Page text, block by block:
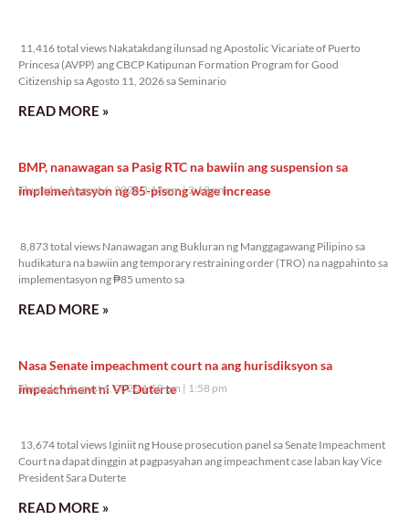
11,416 total views Nakatakdang ilunsad ng Apostolic Vicariate of Puerto
Princesa (AVPP) ang CBCP Katipunan Formation Program for Good
Citizenship sa Agosto 11, 2026 sa Seminario
READ MORE »
BMP, nanawagan sa Pasig RTC na bawiin ang suspension sa
implementasyon ng 85-pisong wage increase
Thursday, August 6, 2026 2:18 pm 2:18 pm
8,873 total views Nanawagan ang Bukluran ng Manggagawang Pilipino sa
hudikatura na bawiin ang temporary restraining order (TRO) na nagpahinto sa
implementasyon ng ₱85 umento sa
READ MORE »
Nasa Senate impeachment court na ang hurisdiksyon sa
impeachment ni VP Duterte
Thursday, August 6, 2026 1:58 pm 1:58 pm
13,674 total views Iginiit ng House prosecution panel sa Senate Impeachment
Court na dapat dinggin at pagpasyahan ang impeachment case laban kay Vice
President Sara Duterte
READ MORE »